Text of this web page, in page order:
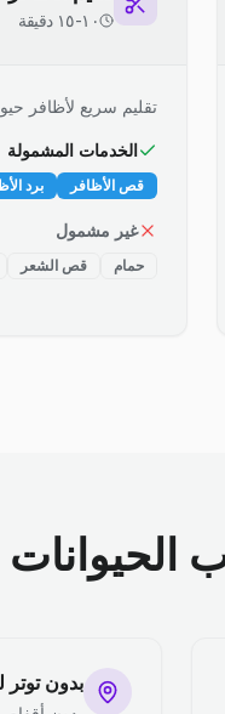
١٠-١٥ دقيقة
تقليم سريع لأظافر
الخدمات المشمولة
قص الأظافر برد
غير مشمول
حمام قص الشعر
بدون توتر